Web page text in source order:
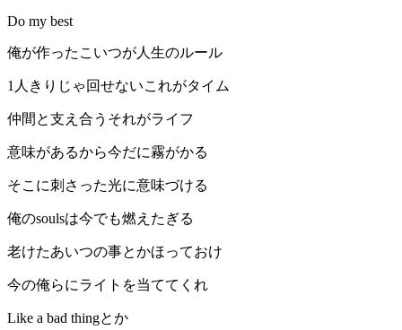
Do my best
俺が作ったこいつが人生のルール
1人きりじゃ回せないこれがタイム
仲間と支え合うそれがライフ
意味があるから今だに霧がかる
そこに刺さった光に意味づける
俺のsoulsは今でも燃えたぎる
老けたあいつの事とかほっておけ
今の俺らにライトを当ててくれ
Like a bad thingとか